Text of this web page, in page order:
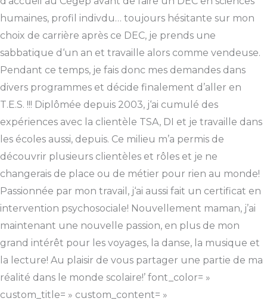
humaines, profil indivdu… toujours hésitante sur mon
choix de carrière après ce DEC, je prends une
sabbatique d‘un an et travaille alors comme vendeuse.
Pendant ce temps, je fais donc mes demandes dans
divers programmes et décide finalement d’aller en
T.E.S. !!! Diplômée depuis 2003, j‘ai cumulé des
expériences avec la clientèle TSA, DI et je travaille dans
les écoles aussi, depuis. Ce milieu m’a permis de
découvrir plusieurs clientèles et rôles et je ne
changerais de place ou de métier pour rien au monde!
Passionnée par mon travail, j‘ai aussi fait un certificat en
intervention psychosociale! Nouvellement maman, j’ai
maintenant une nouvelle passion, en plus de mon
grand intérêt pour les voyages, la danse, la musique et
la lecture! Au plaisir de vous partager une partie de ma
réalité dans le monde scolaire!’ font_color= »
custom_title= » custom_content= »